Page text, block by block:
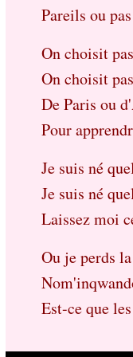
Pareils ou pas
On choisit
On choisit
De Paris ou
Pour
Je suis né
Je suis né
Laissez moi
Ou je perds
Est-ce que